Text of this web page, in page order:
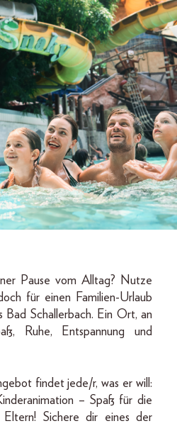
Pause vom Alltag? Nutze
für einen Familien-Urlaub
Schallerbach. Ein Ort, an
Ruhe, Entspannung und
findet jede/r, was er will:
– Spaß für die
Eltern! Sichere dir eines der